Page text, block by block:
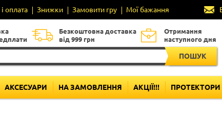
оплата Знижки Замовити гру Мої бажання
Безкоштовна доставка
від 999 грн
Отримання
наступного дня
ПОШУК
АКСЕСУАРИ НА ЗАМОВЛЕННЯ АКЦІЇ!!! ПРОТЕКТОРИ